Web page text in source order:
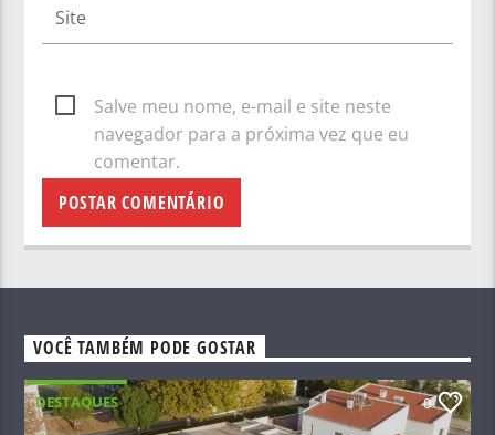
Salve meu nome, e-mail e site neste
navegador para a próxima vez que eu
comentar.
VOCÊ TAMBÉM PODE GOSTAR
DESTAQUES 0